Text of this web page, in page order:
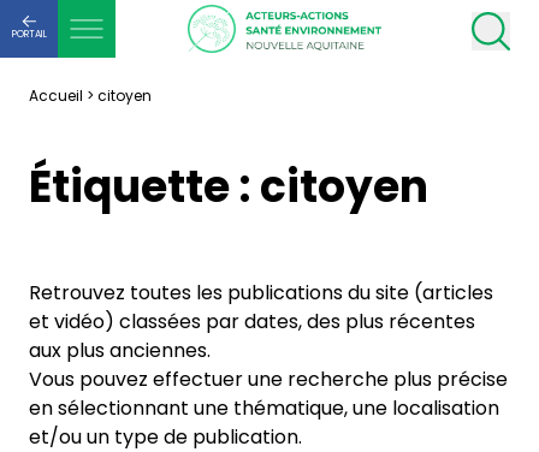
PORTAIL
Accueil > citoyen
Étiquette :citoyen
Retrouvez toutes les publications du site (articles
et vidéo) classées par dates, des plus récentes
aux plus anciennes.
Vous pouvez effectuer une recherche plus précise
en sélectionnant une thématique, une localisation
et/ou un type de publication.